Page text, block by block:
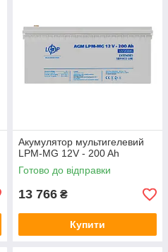
Акумулятор мультигелевий
LPM-MG 12V - 200 Ah
Готово до відправки
13 766 ₴
Купити